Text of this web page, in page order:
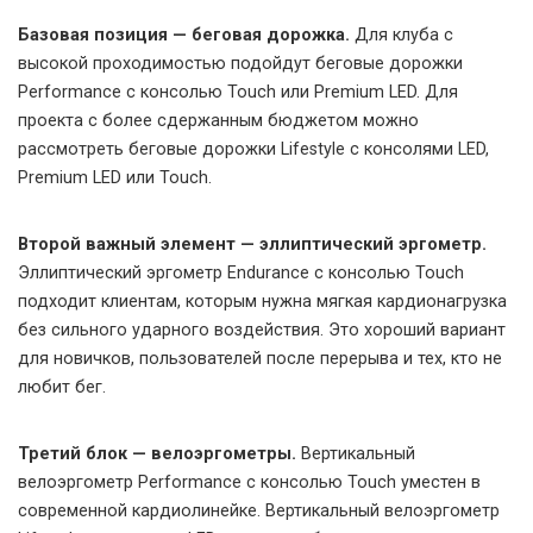
Базовая позиция — беговая дорожка. Для клуба с
высокой проходимостью подойдут беговые дорожки
Performance с консолью Touch или Premium LED. Для
проекта с более сдержанным бюджетом можно
рассмотреть беговые дорожки Lifestyle с консолями LED,
Premium LED или Touch.
Второй важный элемент — эллиптический эргометр.
Эллиптический эргометр Endurance с консолью Touch
подходит клиентам, которым нужна мягкая кардионагрузка
без сильного ударного воздействия. Это хороший вариант
для новичков, пользователей после перерыва и тех, кто не
любит бег.
Третий блок — велоэргометры. Вертикальный
велоэргометр Performance с консолью Touch уместен в
современной кардиолинейке. Вертикальный велоэргометр